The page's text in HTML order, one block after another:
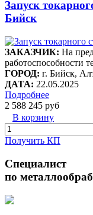
Запуск
Бийск
ЗАКАЗЧИК: На
работоспособности
ГОРОД: г. Бийск,
ДАТА: 22.05.2025
Подробнее
2 588 245 руб
В корзину
Получить КП
Специалист
по